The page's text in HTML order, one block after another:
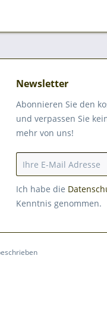
Newsletter
Abonnieren Sie den
und verpassen Sie
mehr von uns!
Ich habe die
Kenntnis genommen.